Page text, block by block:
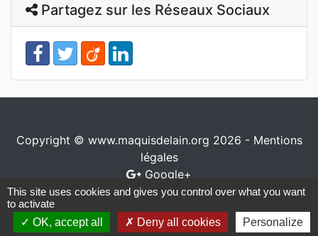
Partagez sur les Réseaux Sociaux
Copyright © www.maquisdelain.org 2026 - Mentions
légales
Google+
Conception / réalisationwww.io-network.com
This site uses cookies and gives you control over what you want
to activate
OK, accept all
Deny all cookies Personalize